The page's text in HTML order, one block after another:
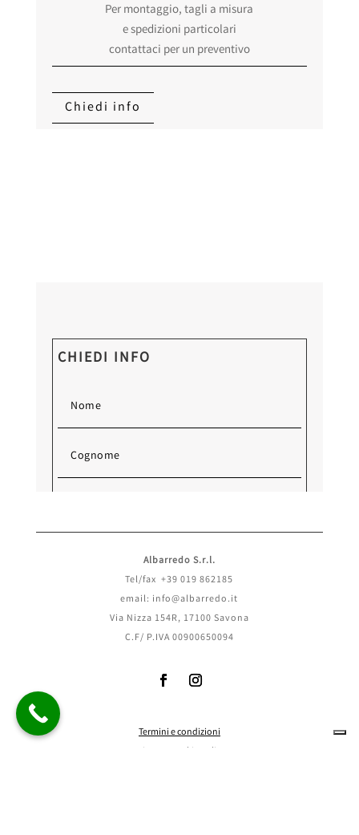
Per montaggio, tagli a misura
e spedizioni particolari
contattaci per un preventivo
Chiedi info
CHIEDI INFO
Albarredo S.r.l.
Tel/fax +39 019 862185
email: info@albarredo.it
Via Nizza 154R, 17100 Savona
C.F/ P.IVA 00900650094
Termini e condizioni
Privacy
cookie policy